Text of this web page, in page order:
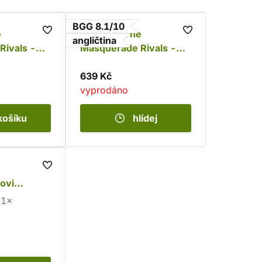
-
BGG 8.1/10
angličtina
Vampire: The
Masquerade Rivals -
639 Kč
vyprodáno
hlídej
1×